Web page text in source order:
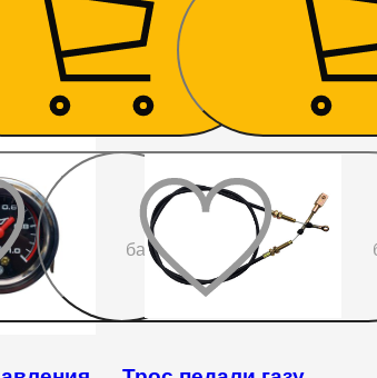
1 710
До
бажаного